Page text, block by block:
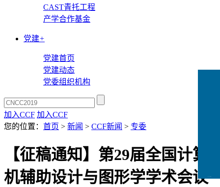
CAST青托工程
产学合作基金
党建+
党建首页
党建动态
党委组织机构
加入CCF 加入CCF
您的位置： 首页 > 新闻 > CCF新闻 > 专委
【征稿通知】第29届全国计算
机辅助设计与图形学学术会议